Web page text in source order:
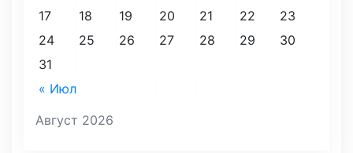
Август 2026
« Июл
17
18 19 20 21 22
23
24
25 26 27 28 29
30
31